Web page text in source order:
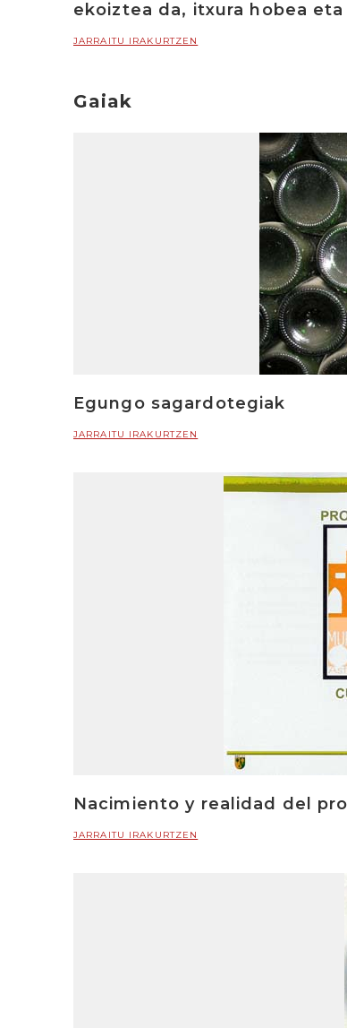
ekoiztea da, itxura hobea
JARRAITU IRAKURTZEN
Gaiak
Egungo sagardotegiak
JARRAITU IRAKURTZEN
Nacimiento y realidad del
JARRAITU IRAKURTZEN